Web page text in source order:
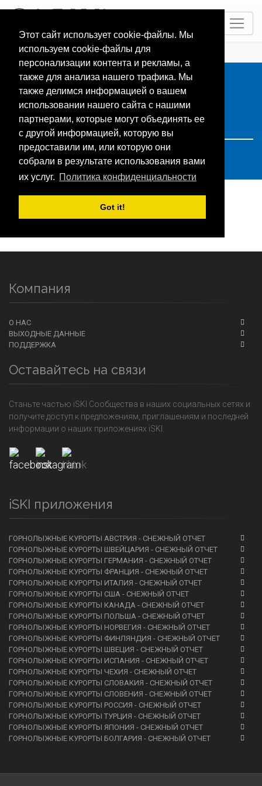
Этот сайт использует cookie-файлы. Мы
используем cookie-файлы для
персонализации контента и рекламы, а
также для анализа нашего трафика. Мы
также делимся информацией о вашем
использовании нашего сайта с нашими
партнерами, которые могут объединять ее
с другой информацией, которую вы
предоставили им, или которую они
собрали в результате использования вами
их услуг. Политика конфиденциальности
Got it!
ГЛАВНАЯ Resorts Search: turkey
Компания
О НАС
ВЫХОДНЫЕ ДАННЫЕ
ПОДДЕРЖКА
Оставайтесь на связи
Станьте частью iSKI Сообщества в наших социальных сетях и
получите доступ к предложениям, приглашениям и последней
информации о наших приложениях iSKI.
iSKI приложения
ГОРНОЛЫЖНЫЕ КУРОРТЫ АВСТРИЯ - СНЕЖНЫЙ ОТЧЕТ
ГОРНОЛЫЖНЫЕ КУРОРТЫ ШВЕЙЦАРИЯ - СНЕЖНЫЙ ОТЧЕТ
ГОРНОЛЫЖНЫЕ КУРОРТЫ ГЕРМАНИЯ - СНЕЖНЫЙ ОТЧЕТ
ГОРНОЛЫЖНЫЕ КУРОРТЫ ФРАНЦИЯ - СНЕЖНЫЙ ОТЧЕТ
ГОРНОЛЫЖНЫЕ КУРОРТЫ ИТАЛИЯ - СНЕЖНЫЙ ОТЧЕТ
ГОРНОЛЫЖНЫЕ КУРОРТЫ США - СНЕЖНЫЙ ОТЧЕТ
ГОРНОЛЫЖНЫЕ КУРОРТЫ КАНАДА - СНЕЖНЫЙ ОТЧЕТ
ГОРНОЛЫЖНЫЕ КУРОРТЫ ПОЛЬША - СНЕЖНЫЙ ОТЧЕТ
ГОРНОЛЫЖНЫЕ КУРОРТЫ НОРВЕГИЯ - СНЕЖНЫЙ ОТЧЕТ
ГОРНОЛЫЖНЫЕ КУРОРТЫ ФИНЛЯНДИЯ - СНЕЖНЫЙ ОТЧЕТ
ГОРНОЛЫЖНЫЕ КУРОРТЫ ШВЕЦИЯ - СНЕЖНЫЙ ОТЧЕТ
ГОРНОЛЫЖНЫЕ КУРОРТЫ ИСПАНИЯ - СНЕЖНЫЙ ОТЧЕТ
ГОРНОЛЫЖНЫЕ КУРОРТЫ ЧЕХИЯ - СНЕЖНЫЙ ОТЧЕТ
ГОРНОЛЫЖНЫЕ КУРОРТЫ СЛОВАКИЯ - СНЕЖНЫЙ ОТЧЕТ
ГОРНОЛЫЖНЫЕ КУРОРТЫ СЛОВЕНИЯ - СНЕЖНЫЙ ОТЧЕТ
ГОРНОЛЫЖНЫЕ КУРОРТЫ РОССИЯ - СНЕЖНЫЙ ОТЧЕТ
ГОРНОЛЫЖНЫЕ КУРОРТЫ ТУРЦИЯ - СНЕЖНЫЙ ОТЧЕТ
ГОРНОЛЫЖНЫЕ КУРОРТЫ ЯПОНИЯ - СНЕЖНЫЙ ОТЧЕТ
ГОРНОЛЫЖНЫЕ КУРОРТЫ БОЛГАРИЯ - СНЕЖНЫЙ ОТЧЕТ